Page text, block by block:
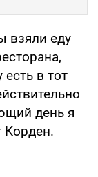
взяли еду
есть в тот
день я
Корден.